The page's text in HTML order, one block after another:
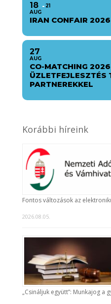
18
AUG
21
IRAN CONFAIR 2026
27
AUG
CO-MATCHING
ÜZLETFEJLESZTÉS
PARTNEREKKEL
Korábbi híreink
Fontos változások az
2026.08.05.
„Csináljuk együtt”: Munkajog a